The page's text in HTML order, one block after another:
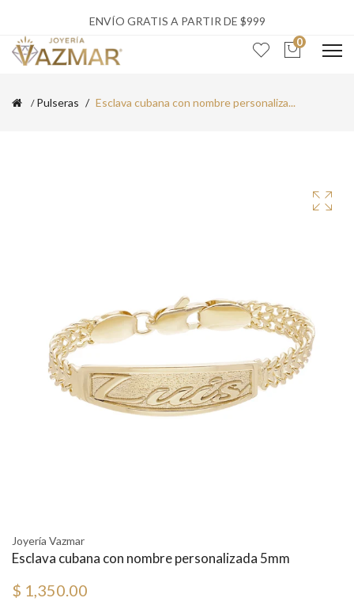
ENVÍO GRATIS A PARTIR DE $999
0
Pulseras Esclava cubana con nombre personaliza...
Joyería Vazmar
Esclava cubana con nombre personalizada 5mm
$ 1,350.00